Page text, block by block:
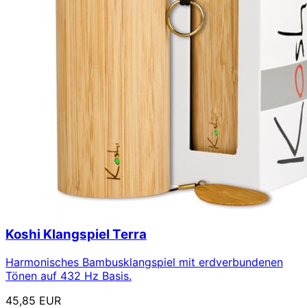
Koshi Klangspiel Terra
Harmonisches Bambusklangspiel mit erdverbundenen
Tönen auf 432 Hz Basis.
45,85 EUR